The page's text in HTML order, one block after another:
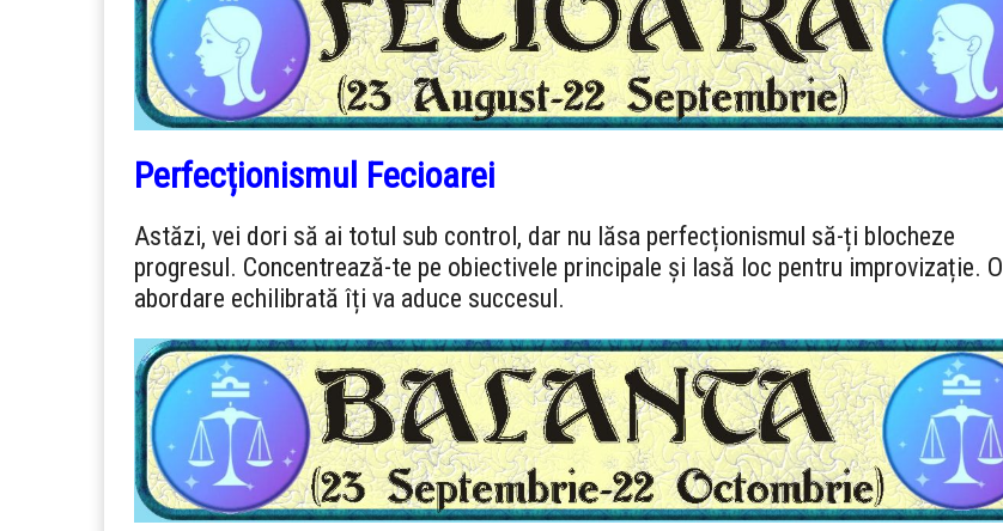
Perfecționismul Fecioarei
Astăzi, vei dori să ai totul sub control, dar nu lăsa perfecționismul să-ți blocheze
progresul. Concentrează-te pe obiectivele principale și lasă loc pentru improvizație. O
abordare echilibrată îți va aduce succesul.